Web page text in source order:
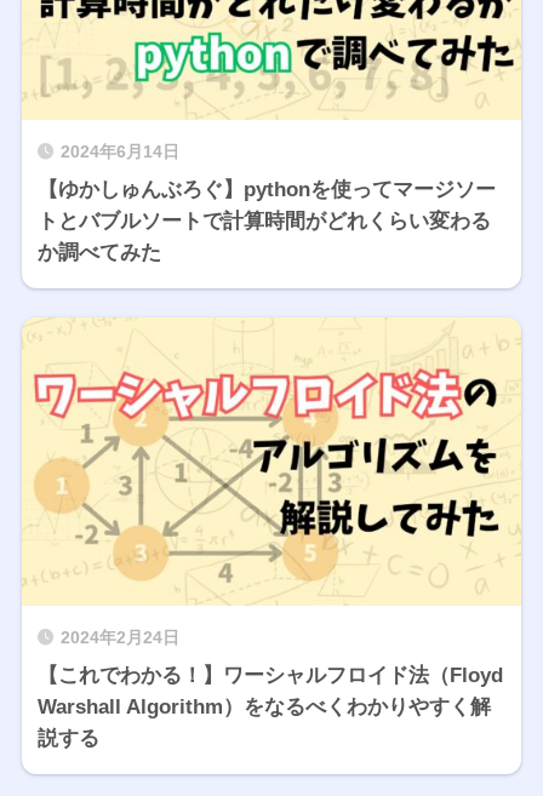
2024年6月14日
【ゆかしゅんぶろぐ】pythonを使ってマージソー
トとバブルソートで計算時間がどれくらい変わる
か調べてみた
2024年2月24日
【これでわかる！】ワーシャルフロイド法（Floyd
Warshall Algorithm）をなるべくわかりやすく解
説する